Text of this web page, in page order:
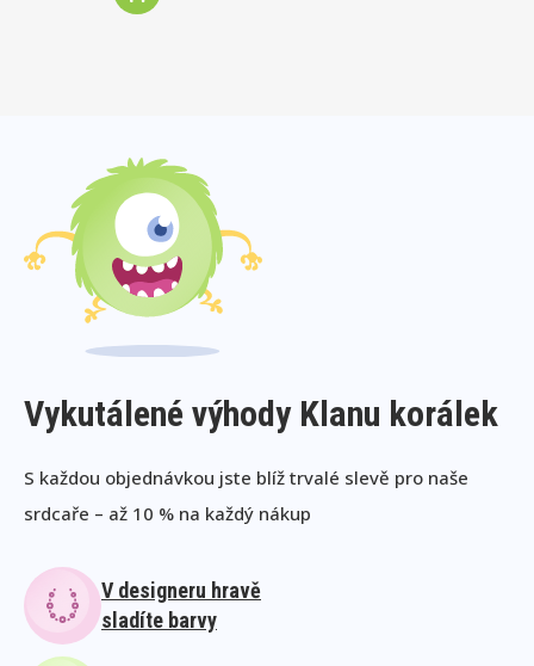
Vykutálené výhody Klanu korálek
S každou objednávkou jste blíž trvalé slevě pro naše
srdcaře – až 10 % na každý nákup
V designeru hravě
sladíte barvy